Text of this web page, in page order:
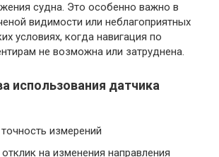
судна. Это особенно важно в
видимости или неблагоприятных
условиях, когда навигация по
не возможна или затруднена.
использования датчика
измерений
на изменения направления